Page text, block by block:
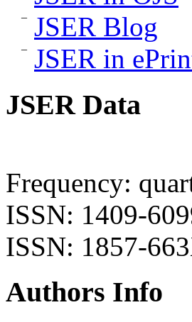
JSER Blog
JSER in
JSER Data
Frequency:
ISSN: 1409-
ISSN: 1857-
Authors Info